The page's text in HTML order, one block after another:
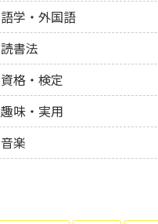
語学・外国語
読書法
資格・検定
趣味・実用
音楽